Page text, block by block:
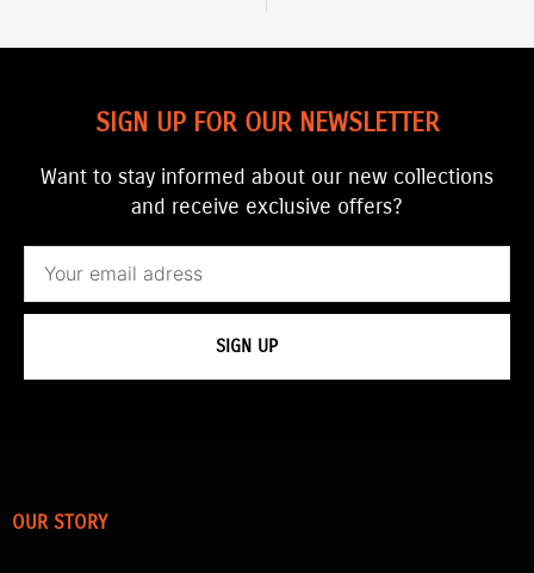
SIGN UP FOR OUR NEWSLETTER
Want to stay informed about our new collections
and receive exclusive offers?
SIGN UP
OUR STORY